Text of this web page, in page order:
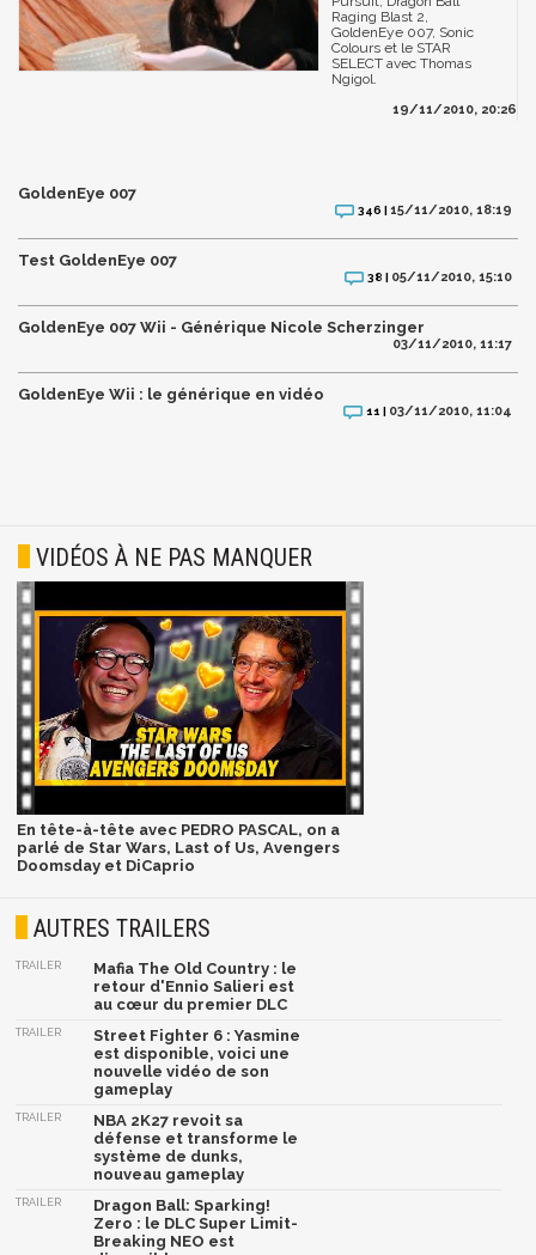
Raging Blast 2,
GoldenEye 007, Sonic
Colours et le STAR
SELECT avec Thomas
Ngigol.
19/11/2010, 20:26
GoldenEye 007
346 |15/11/2010, 18:19
Test GoldenEye 007
38 | 05/11/2010, 15:10
GoldenEye 007 Wii - Générique Nicole Scherzinger
03/11/2010, 11:17
GoldenEye Wii : le générique en vidéo
11 | 03/11/2010, 11:04
VIDÉOS À NE PAS MANQUER
En tête-à-tête avec PEDRO PASCAL, on a
parlé de Star Wars, Last of Us, Avengers
Doomsday et DiCaprio
AUTRES TRAILERS
TRAILER
Mafia The Old Country : le
retour d'Ennio Salieri est
au cœur du premier DLC
TRAILER
Street Fighter 6 : Yasmine
est disponible, voici une
nouvelle vidéo de son
gameplay
TRAILER
NBA 2K27 revoit sa
défense et transforme le
système de dunks,
nouveau gameplay
TRAILER
Dragon Ball: Sparking!
Zero : le DLC Super Limit-
Breaking NEO est